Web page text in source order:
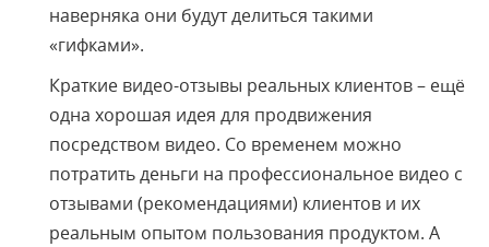
наверняка они будут делиться такими
«гифками».
Краткие видео-отзывы реальных клиентов – ещё
одна хорошая идея для продвижения
посредством видео. Со временем можно
потратить деньги на профессиональное видео с
отзывами (рекомендациями) клиентов и их
реальным опытом пользования продуктом. А